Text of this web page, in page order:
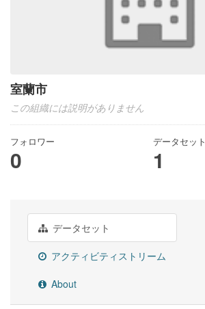
室蘭市
この組織には説明がありません
フォロワー
0
データセット
1
データセット
アクティビティストリーム
About